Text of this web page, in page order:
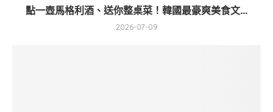
點一壺馬格利酒、送你整桌菜！韓國最豪爽美食文...
2026-07-09